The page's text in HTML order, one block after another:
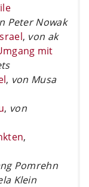
Peter Nowak
, von ak
mit
, von Musa
, von
,
Pomrehn
Klein